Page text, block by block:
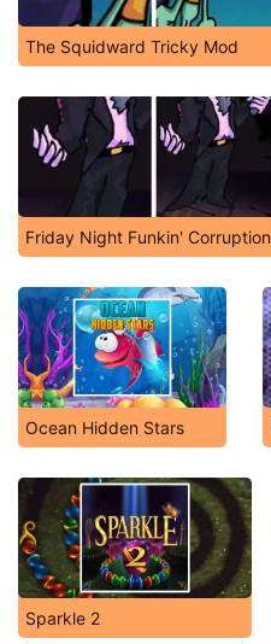
The Squidward Tricky Mod
Friday Night Funkin'
Ocean Hidden Stars
Sparkle 2